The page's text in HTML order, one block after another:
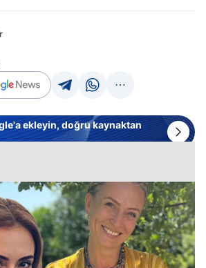
ekleyin, doğru kaynaktan